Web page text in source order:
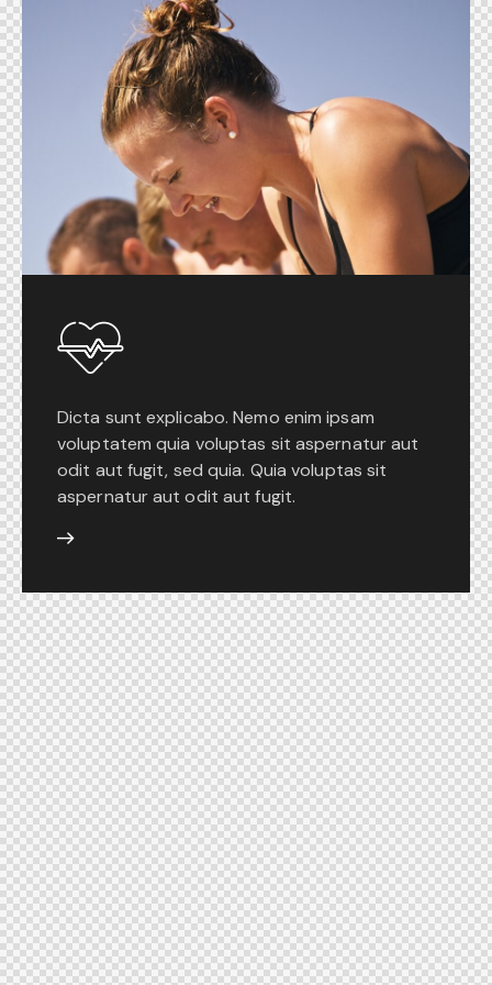
Dicta sunt explicabo. Nemo enim ipsam
voluptatem quia voluptas sit aspernatur aut
odit aut fugit, sed quia. Quia voluptas sit
aspernatur aut odit aut fugit.